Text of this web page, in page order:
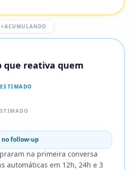
ACUMULANDO
que reativa quem
no follow-up
na primeira conversa
automáticas em 12h, 24h e 3